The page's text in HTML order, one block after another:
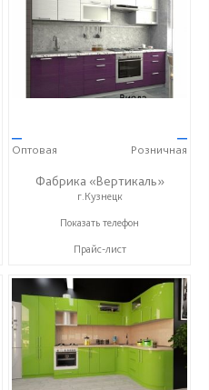
—
Оптовая
—
Розничная
Фабрика «Вертикаль»
г.Кузнецк
+7 (927) 38-059-88
Показать телефон
Прайс-лист